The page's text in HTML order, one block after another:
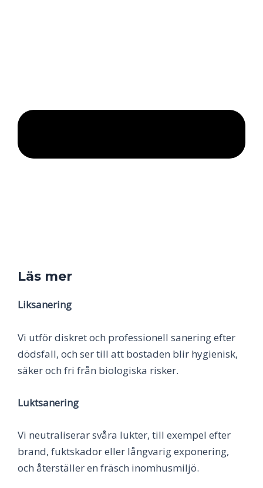
Läs mer
Liksanering
Vi utför diskret och professionell sanering efter
dödsfall, och ser till att bostaden blir hygienisk,
säker och fri från biologiska risker.
Luktsanering
Vi neutraliserar svåra lukter, till exempel efter
brand, fuktskador eller långvarig exponering,
och återställer en fräsch inomhusmiljö.